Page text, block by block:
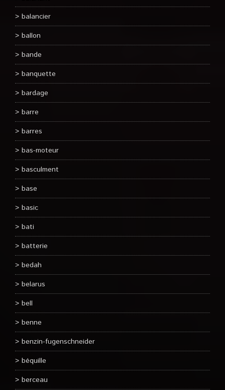
balancier
ballon
bande
banquette
bardage
barre
barres
bas-moteur
basculment
base
basic
bati
batterie
bedah
belarus
bell
benne
benzin-fugenschneider
béquille
berceau